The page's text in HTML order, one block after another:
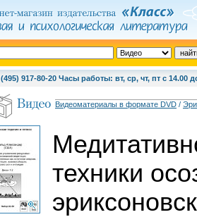
(495) 917-80-20 Часы работы: вт, ср, чт, пт с 14.00
Видеоматериалы в формате DVD /
техники